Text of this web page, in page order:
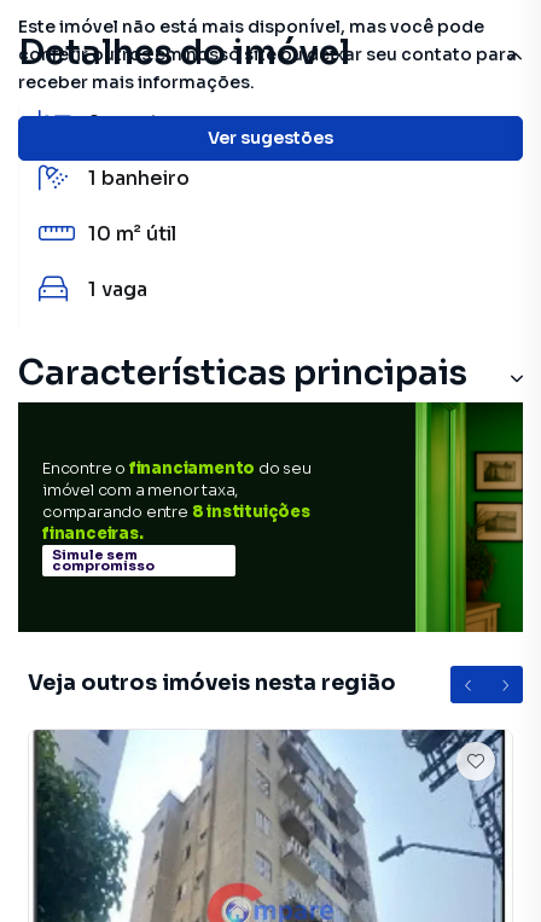
Este imóvel não está mais disponível, mas você pode
conferir outros em nosso site ou deixar seu contato para
receber mais informações.
Ver sugestões
Detalhes do imóvel
2quartos
1 banheiro
10 m² útil
1 vaga
Características principais
Encontre o financiamento do seu
imóvel com a menor taxa,
comparando entre 8 instituições
financeiras.
Simule sem
compromisso
Veja outros imóveis nesta região